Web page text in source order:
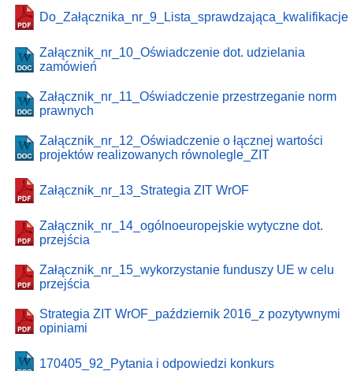
Do_Załącznika_nr_9_Lista_sprawdzająca_kwalifikacje
Załącznik_nr_10_Oświadczenie dot. udzielania
zamówień
Załącznik_nr_11_Oświadczenie przestrzeganie norm
prawnych
Załącznik_nr_12_Oświadczenie o łącznej wartości
projektów realizowanych równolegle_ZIT
Załącznik_nr_13_Strategia ZIT WrOF
Załącznik_nr_14_ogólnoeuropejskie wytyczne dot.
przejścia
Załącznik_nr_15_wykorzystanie funduszy UE w celu
przejścia
Strategia ZIT WrOF_październik 2016_z pozytywnymi
opiniami
170405_92_Pytania i odpowiedzi konkurs